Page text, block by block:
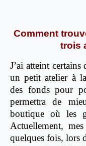
Comment
trois
J’ai atteint certains
un petit atelier à
des fonds pour
permettra de
boutique où les
Actuellement,
quelques fois, lors